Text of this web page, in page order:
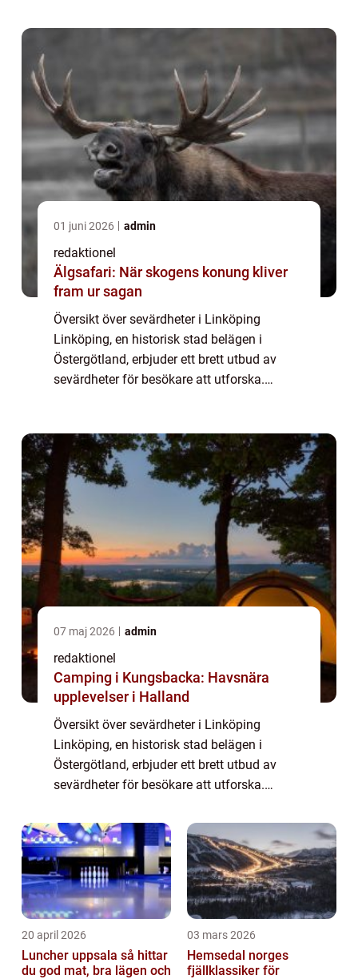
01 juni 2026 admin
redaktionel
Älgsafari: När skogens konung kliver
fram ur sagan
Översikt över sevärdheter i Linköping
Linköping, en historisk stad belägen i
Östergötland, erbjuder ett brett utbud av
sevärdheter för besökare att utforska.
attraktiv ...
07 maj 2026 admin
redaktionel
Camping i Kungsbacka: Havsnära
upplevelser i Halland
Översikt över sevärdheter i Linköping
Linköping, en historisk stad belägen i
Östergötland, erbjuder ett brett utbud av
sevärdheter för besökare att utforska.
spännande kultur, vilket gör den till en
attraktiv ...
20 april 2026
Luncher uppsala så hittar
du god mat, bra lägen och
03 mars 2026
Hemsedal norges
fjällklassiker för